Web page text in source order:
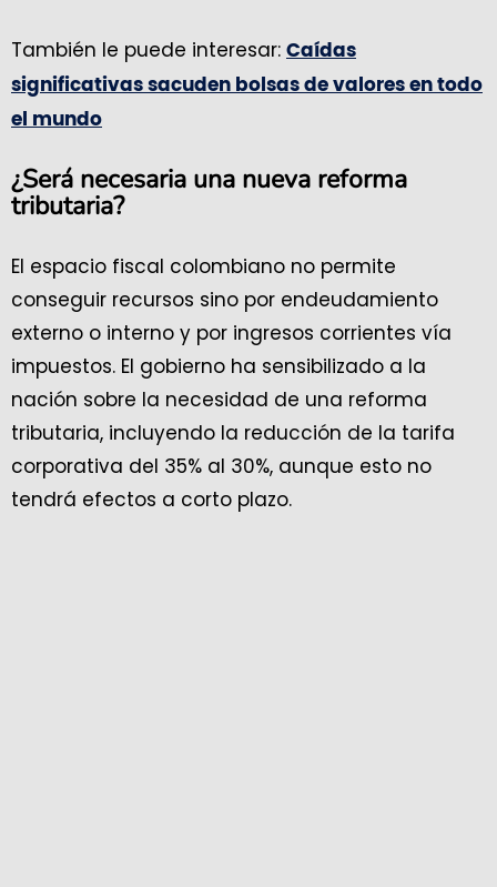
También le puede interesar: Caídas
significativas sacuden bolsas de valores en todo
el mundo
¿Será necesaria una nueva reforma
tributaria?
El espacio fiscal colombiano no permite
conseguir recursos sino por endeudamiento
externo o interno y por ingresos corrientes vía
impuestos. El gobierno ha sensibilizado a la
nación sobre la necesidad de una reforma
tributaria, incluyendo la reducción de la tarifa
corporativa del 35% al 30%, aunque esto no
tendrá efectos a corto plazo.